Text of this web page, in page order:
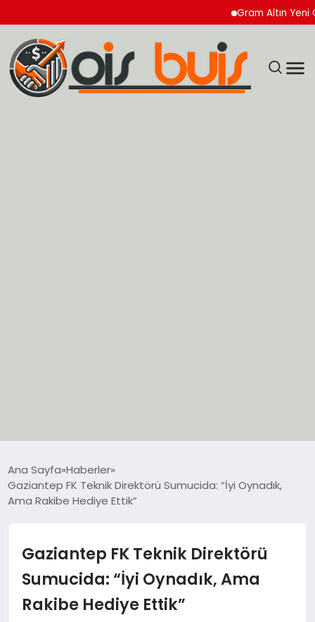
Gram Altın Yeni
EKONOMİ
SPOR
Ana Sayfa Haberler
Gaziantep FK Teknik Direktörü Sumucida: “İyi Oynadık,
Ama Rakibe Hediye Ettik”
Gaziantep FK Teknik Direktörü
Sumucida: “İyi Oynadık, Ama
Rakibe Hediye Ettik”